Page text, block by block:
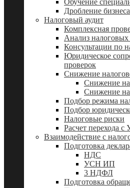
Обучение
Дробление
Налоговый аудит
Комплексная
Анализ налоговых
Консультации по
Юридическое
проверок
Снижение
Снижение
Снижение
Подбор режима
Подбор
Налоговые риски
Расчет перехода
Взаимодействие с
Подготовка
НДС
УСН ИП
3 НДФЛ
Подготовка